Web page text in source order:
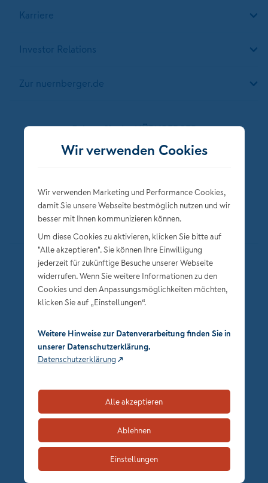
Karriere
Investor Relations
Zur nuernberger.de
Folgen Sie der NÜRNBERGER
Datenschutz
Impressum
Privatsphäre-Einstellungen
zum Seitenanfang
Wir verwenden Cookies
Wir verwenden Marketing und Performance Cookies,
damit Sie unsere Webseite bestmöglich nutzen und wir
besser mit Ihnen kommunizieren können.
Um diese Cookies zu aktivieren, klicken Sie bitte auf
"Alle akzeptieren". Sie können Ihre Einwilligung
jederzeit für zukünftige Besuche unserer Webseite
widerrufen. Wenn Sie weitere Informationen zu den
Cookies und den Anpassungsmöglichkeiten möchten,
klicken Sie auf „Einstellungen“.
Weitere Hinweise zur Datenverarbeitung finden Sie in
unserer Datenschutzerklärung.
Datenschutzerklärung
Alle akzeptieren
Ablehnen
Einstellungen